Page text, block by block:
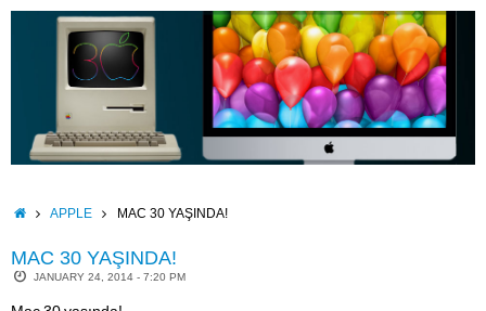
Skip
HOMEAPPLE MAC 30 YAŞINDA!
MAC 30 YAŞINDA!
JANUARY 24, 2014 - 7:20 PM